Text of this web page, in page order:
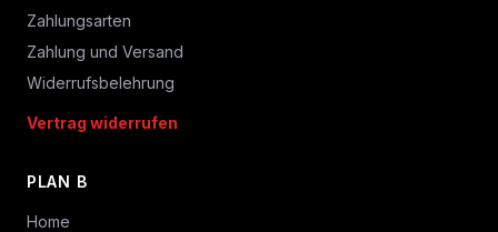
Zahlungsarten
Zahlung und Versand
Widerrufsbelehrung
Vertrag widerrufen
PLAN B
Home